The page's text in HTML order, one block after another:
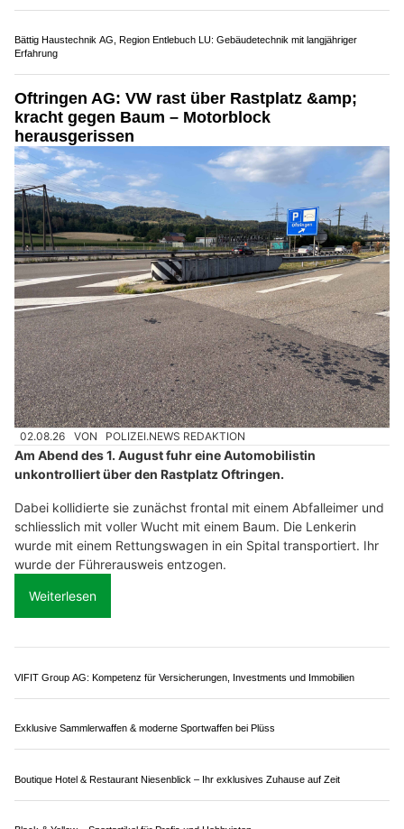
unterwegs.
Kurz vor der Ausfahrt aus dem Fischlauitunnel kollidierte das
Fahrzeug aus noch nicht abschliessend geklärten Gründen mit
Weiterlesen
Rock'n'Roll trifft Vintage bei Rattlinbones AG in der Schaffhauser Altstadt
Hundephysio Larissa: Gelenkmobilität, Muskelaufbau und Wohlbefinden
MB Montagen GmbH: Exklusive Küchenmöbel aus Basel
Bättig Haustechnik AG, Region Entlebuch LU: Gebäudetechnik mit langjähriger
Erfahrung
Oftringen AG: VW rast über Rastplatz &amp;
kracht gegen Baum – Motorblock
herausgerissen